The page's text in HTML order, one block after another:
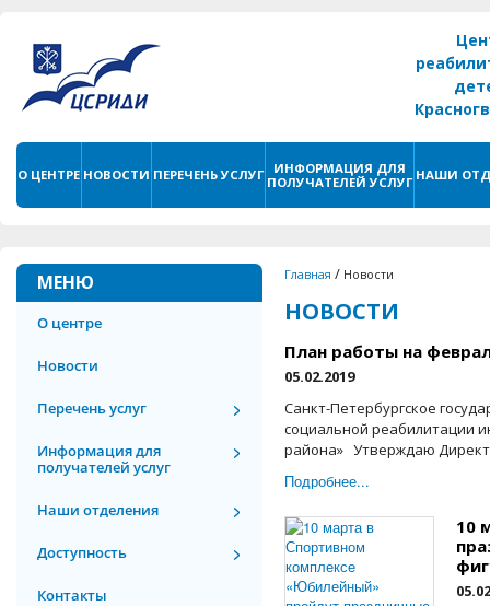
О ЦЕНТРЕ НОВОСТИ ПЕРЕЧЕНЬ УСЛУГ
ИНФОРМАЦИЯ ДЛЯ
ПОЛУЧАТЕЛЕЙ УСЛУГ НАШИ
МЕНЮ
О центре
Новости
Перечень услуг
Информация для
получателей услуг
Наши отделения
Доступность
Контакты
Главная / Новости
НОВОСТИ
План работы на
05.02.2019
Санкт-Петербургское
социальной реабилитации
района» Утверждаю
Подробнее...
10